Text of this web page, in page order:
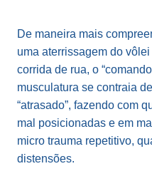
De maneira mais
uma aterrissagem do
corrida de rua, o
musculatura se contraia
“atrasado”, fazendo com
mal posicionadas e em
micro trauma repetitivo,
distensões.